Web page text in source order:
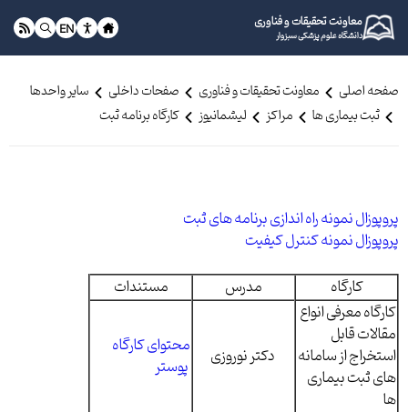
معاونت تحقیقات و فناوری
دانشگاه علوم پزشکی سبزوار EN
صفحه اصلی معاونت تحقیقات و فناوری صفحات داخلی
سایر واحدها
ثبت بیماری ها
مراکز لیشمانیوز کارگاه برنامه ثبت
پروپوزال نمونه راه اندازی برنامه های ثبت
پروپوزال نمونه کنترل کیفیت
کارگاه مدرس
مستندات
کارگاه معرفی انواع
مقالات قابل
استخراج از سامانه
های ثبت بیماری
ها
دکتر نوروزی
محتوای کارگاه
پوستر